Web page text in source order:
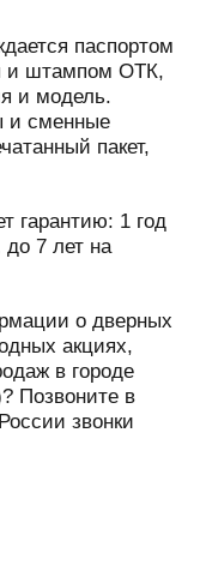
паспортом
и штампом ОТК,
и модель.
и сменные
пакет,
гарантию: 1 год
до 7 лет на
о дверных
акциях,
в городе
Позвоните в
звонки